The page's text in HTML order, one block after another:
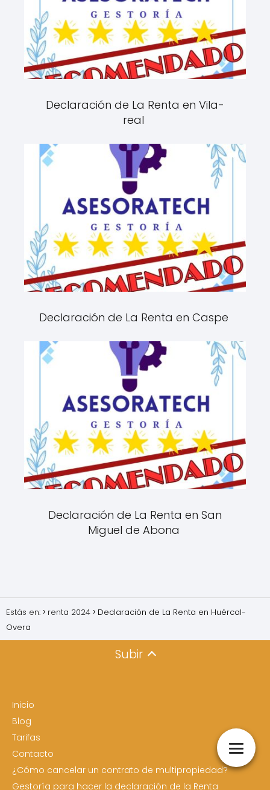
Declaración de La Renta en Vila-
real
Declaración de La Renta en Caspe
Declaración de La Renta en San
Miguel de Abona
Estás en: renta 2024
Declaración de La Renta en Huércal-
Overa
Subir
Inicio
Blog
Tarifas
Contacto
¿Cómo cancelar un contrato de multipropiedad?
Gestoría para hacer la declaración de la Renta